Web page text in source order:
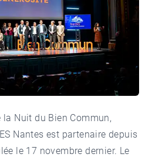
Nuit du Bien Commun,
Nantes est partenaire depuis
le 17 novembre dernier. Le